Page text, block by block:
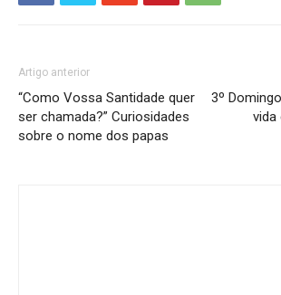
Artigo anterior
“Como Vossa Santidade quer
ser chamada?” Curiosidades
sobre o nome dos papas
3º
vida